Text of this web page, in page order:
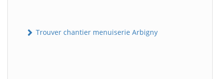
Trouver chantier menuiserie Arbigny